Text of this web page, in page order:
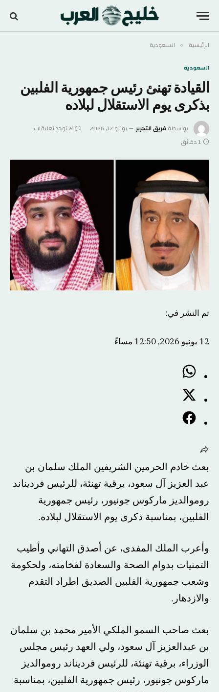
الرئيسية » السعودية
السعودية
القيادة تهنئ رئيس جمهورية الفلبين
بذكرى يوم الاستقلال لبلاده
بواسطةفريق التحرير يونيو 12, 2026
لا توجد تعليقات
1 دقائق
تم النشر في:
12 يونيو 2026, 12:50 مساءً
بعث خادم الحرمين الشريفين الملك سلمان بن
عبد العزيز آل سعود، برقية تهنئة، للرئيس فرديناند
روموالديز ماركوس جونيور، رئيس جمهورية
الفلبين، بمناسبة ذكرى يوم الاستقلال لبلاده.
وأعرب الملك المفدى، عن أصدق التهاني وأطيب
التمنيات بدوام الصحة والسعادة لفخامته، ولحكومة
وشعب جمهورية الفلبين الصديق اطراد التقدم
والازدهار.
بعث صاحب السمو الملكي الأمير محمد بن سلمان
بن عبدالعزيز آل سعود، ولي العهد رئيس مجلس
الوزراء، برقية تهنئة، للرئيس فرديناند روموالديز
ماركوس جونيور، رئيس جمهورية الفلبين، بمناسبة